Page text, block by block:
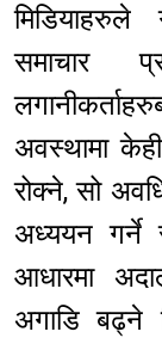
मिडियाहरुले
समाचार
अवस्थामा
रोक्ने, सो
अध्ययन गर्ने
आधारमा
अगाडि बढ्ने